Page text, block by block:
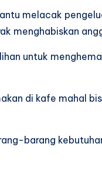
melacak
menghabiskan
untuk
di kafe mahal
barang